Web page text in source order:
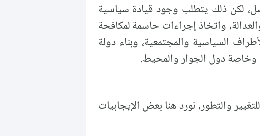
لكن ذلك يتطلب وجود قيادة سياسية
واتخاذ إجراءات حاسمة لمكافحة
السياسية والمجتمعية، وبناء دولة
وخاصة دول الجوار والمحيط.
والتطور، نورد هنا بعض الإيجابيات